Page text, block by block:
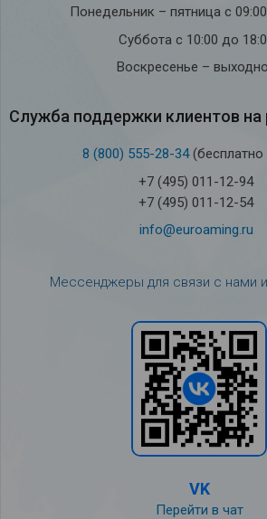
Понедельник – пятница с
Суббота с 10:00 до
Воскресенье –
Служба под­держки кли­ен­тов на
8 (800) 555-28-34
+7 (495) 011-12-94
+7 (495) 011-12-54
info@euroaming.ru
Мессенджеры для связи с нами
VK
Перейти в чат